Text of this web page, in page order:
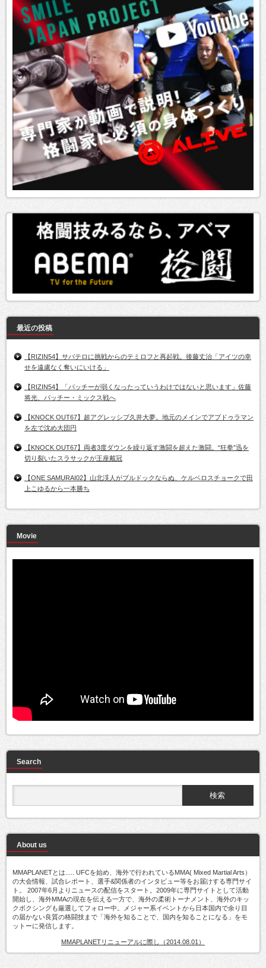
最近の投稿
【RIZIN54】サバテロに挑戦からのテミロフと再起戦。後藤丈治「アイツの幸
せを遠慮なく奪いにいける」
【RIZIN54】「パッチーが弱くなったっていうわけではないと思います」佐藤
将光、パッチー・ミックス戦へ
【KNOCK OUT67】超アグレッシブ久井大夢。地元のメインでアブドゥラマン
を左で沈め大団円
【KNOCK OUT67】両者3度ダウンを繰り返す激闘を超えた激闘。“狂拳”迅を
切り裂いたスラサックが王座戴冠
【ONE SAMURAI02】山北渓人がブルドックならぬ、ケルベロスチョークで田
上こゆるから一本勝ち
Movie
Search
About us
MMAPLANETとは..... UFCを始め、海外で行われているMMA( Mixed Martial Arts）
の大会情報、試合レポート、選手&関係者のインタビュー等をお届けする専門サイ
ト。 2007年6月よりニュースの配信をスタート。2009年に専門サイトとして活動
開始し、海外MMAの現在を伝える一方で、海外の柔術トーナメント、海外のキッ
クボクシングも厳選してフォロー中。メジャー系イベントから日本国内で余り目
の届かない良質の格闘技まで「海外を知ることで、国内を知ることになる」をモ
ットーに発信します。
MMAPLANETリニューアルに際し（2014.08.01）